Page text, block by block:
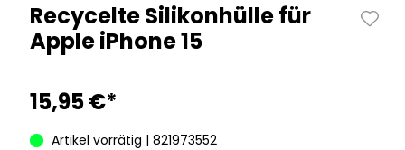
Recycelte Silikonhülle für
Apple iPhone 15
15,95 €*
Artikel vorrätig | 821973552